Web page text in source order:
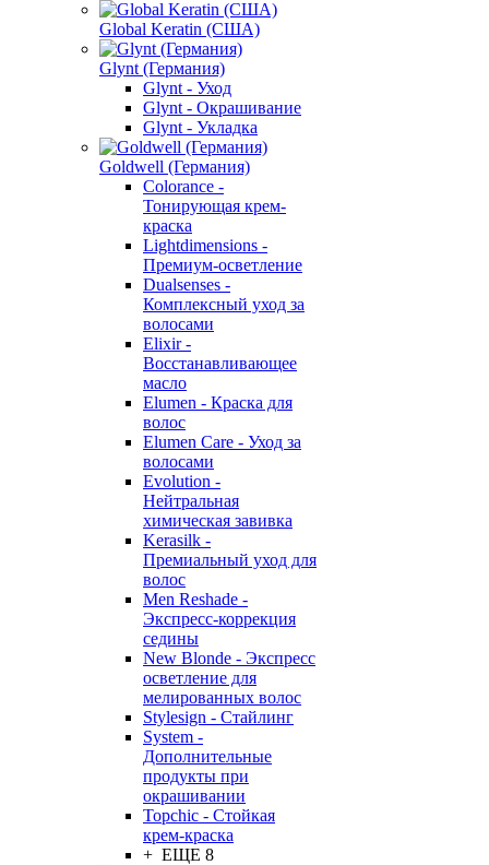
Global Keratin (США)
Glynt (Германия)
Glynt - Уход
Glynt - Окрашивание
Glynt - Укладка
Goldwell (Германия)
Colorance -
Тонирующая крем-
краска
Lightdimensions -
Премиум-осветление
Dualsenses -
Комплексный уход за
волосами
Elixir -
Восстанавливающее
масло
Elumen - Краска для
волос
Elumen Care - Уход за
волосами
Evolution -
Нейтральная
химическая завивка
Kerasilk -
Премиальный уход для
волос
Men Reshade -
Экспресс-коррекция
седины
New Blonde - Экспресс
осветление для
мелированных волос
Stylesign - Стайлинг
System -
Дополнительные
продукты при
окрашивании
Topchic - Стойкая
крем-краска
+ ЕЩЕ 8